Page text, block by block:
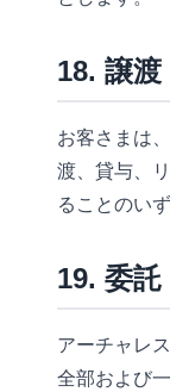
18. 譲
お客さまは
渡、貸与、
ることのい
19. 委託
アーチャレ
全部および